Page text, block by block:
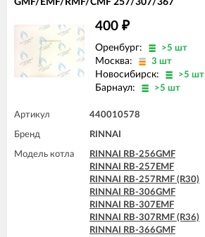
GMF/EMF/RMF/CMF 257/307/367
400 ₽
Оренбург: >5 шт
Москва: 3 шт
Новосибирск: >5 шт
Барнаул: >5 шт
Артикул 440010578
Бренд RINNAI
Модель котла
RINNAI RB-256GMF
RINNAI RB-257EMF
RINNAI RB-257RMF (R30)
RINNAI RB-306GMF
RINNAI RB-307EMF
RINNAI RB-307RMF (R36)
RINNAI RB-366GMF